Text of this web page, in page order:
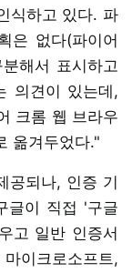
식하고 있다. 파
은 없다(파이어
해서 표시하고
의견이 있는데,
크롬 웹 브라우
옮겨두었다."
공되나, 인증 기
글이 직접 '구글
고 일반 인증서
이크로소프트,